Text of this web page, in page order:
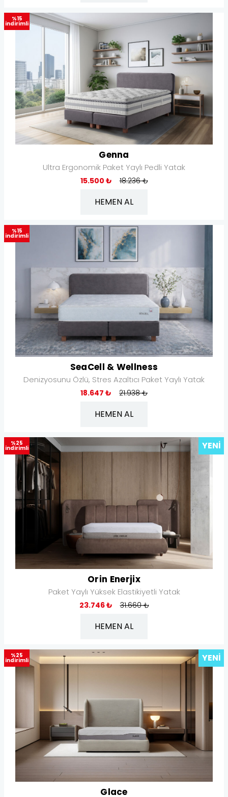
%15
indirimli
Genna
Ultra Ergonomik Paket Yaylı Pedli Yatak
15.500 ₺ 18.236 ₺
HEMEN AL
%15
indirimli
SeaCell & Wellness
Denizyosunu Özlü, Stres Azaltıcı Paket Yaylı Yatak
18.647 ₺ 21.938 ₺
HEMEN AL
YENI
%25
indirimli
Orin Enerjix
Paket Yaylı Yüksek Elastikiyetli Yatak
23.746 ₺ 31.660 ₺
HEMEN AL
YENI
%25
indirimli
Glace